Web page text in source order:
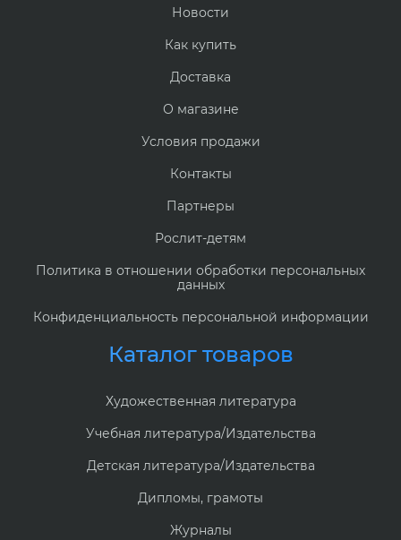
Новости
Как купить
Доставка
О магазине
Условия продажи
Контакты
Партнеры
Рослит-детям
Политика в отношении обработки персональных
данных
Конфиденциальность персональной информации
Каталог товаров
Художественная литература
Учебная литература/Издательства
Детская литература/Издательства
Дипломы, грамоты
Журналы